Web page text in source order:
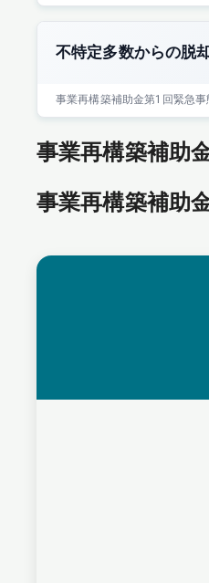
不特定多数からの脱
事業再構築補助金第1回緊急
事業再構築補助
事業再構築補助